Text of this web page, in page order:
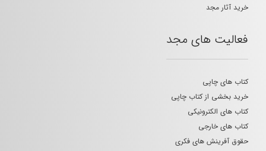
خرید آثار مجد
فعالیت های مجد
کتاب های چاپی
خرید بخشی از کتاب چاپی
کتاب های الکترونیکی
کتاب های خارجی
حقوق آفرینش های فکری